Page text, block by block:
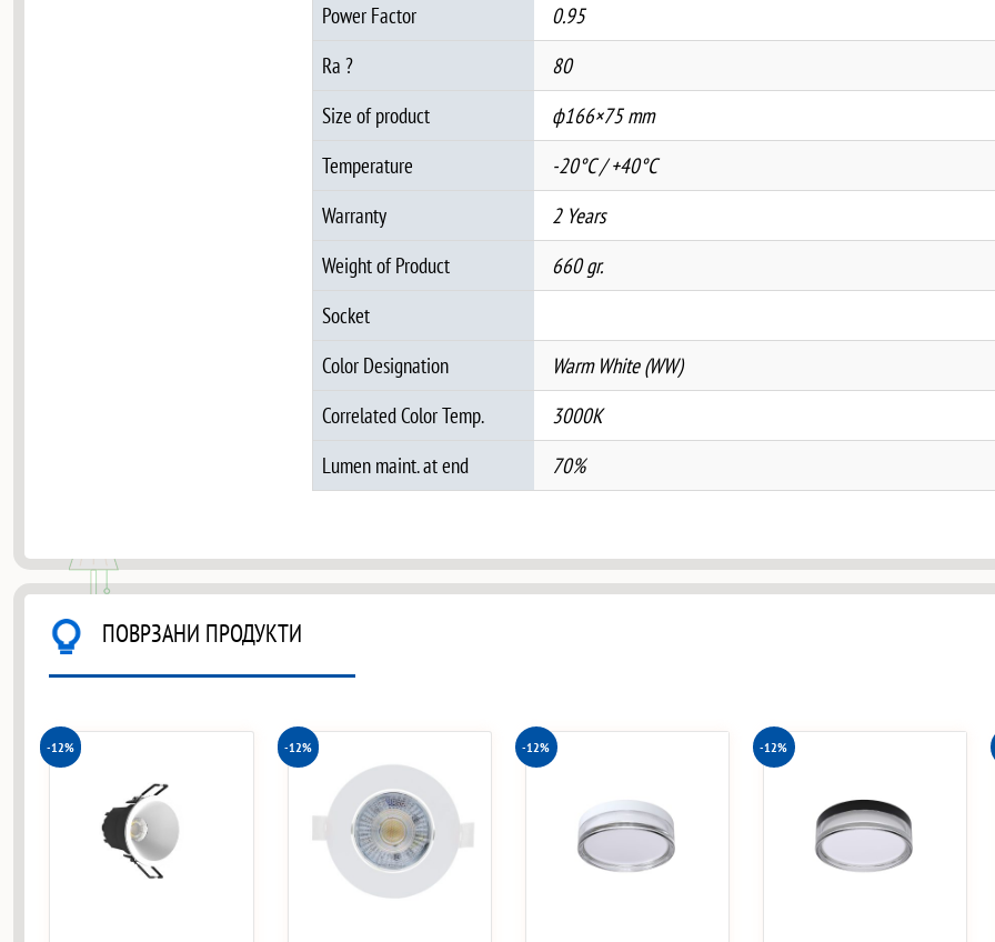
Power Factor
0.95
Ra ?
80
Size of product
ф166×75 mm
Temperature
-20°C / +40°C
Warranty
2 Years
Weight of Product
660 gr.
Socket
Color Designation
Warm White (WW)
Correlated Color Temp.
3000K
Lumen maint. at end
70%
ПОВРЗАНИ ПРОДУКТИ
-12% -12% -12% -12%